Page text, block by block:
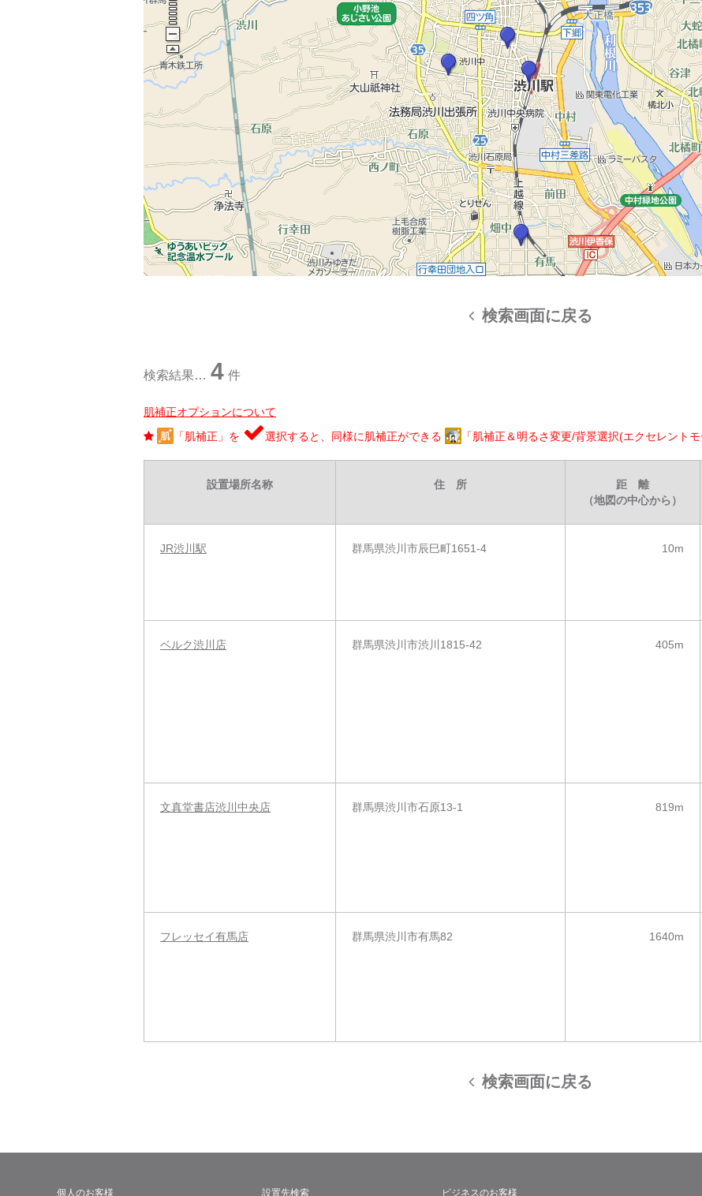
検索画面に戻る
検索結果… 4 件
肌補正オプションについて
「肌補正」を
選択すると、同様に肌補正ができる 「肌補正＆明るさ変更/背景選択(エクセレント
設置場所名称 住 所
距 離
（地図の中心から）
JR渋川駅 群馬県渋川市辰巳町1651-4 10m
ベルク渋川店 群馬県渋川市渋川1815-42 405m
文真堂書店渋川中央店 群馬県渋川市石原13-1 819m
フレッセイ有馬店 群馬県渋川市有馬82 1640m
検索画面に戻る
個人のお客様 設置先検索 ビジネスのお客様